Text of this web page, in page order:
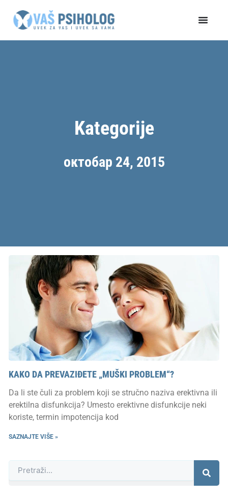
Kategorije
октобар 24, 2015
KAKO DA PREVAZIĐETE „MUŠKI PROBLEM“?
Da li ste čuli za problem koji se stručno naziva erektivna ili
erektilna disfunkcija? Umesto erektivne disfunkcije neki
koriste, termin impotencija kod
SAZNAJTE VIŠE »